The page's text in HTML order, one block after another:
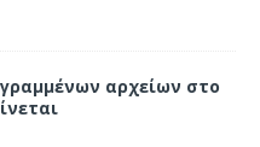
αρχείων στο